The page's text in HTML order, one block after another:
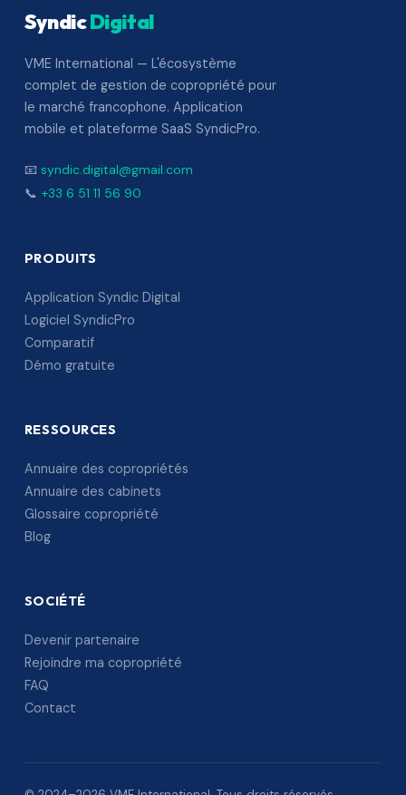
SyndicDigital
VME International — L'écosystème
complet de gestion de copropriété pour
le marché francophone. Application
mobile et plateforme SaaS SyndicPro.
📧 syndic.digital@gmail.com
📞 +33 6 51 11 56 90
PRODUITS
Application Syndic Digital
Logiciel SyndicPro
Comparatif
Démo gratuite
RESSOURCES
Annuaire des copropriétés
Annuaire des cabinets
Glossaire copropriété
Blog
SOCIÉTÉ
Devenir partenaire
Rejoindre ma copropriété
FAQ
Contact